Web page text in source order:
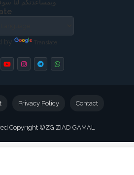
وبمساعدتكم لنا سوف نتقدم ونعلو وهذه هي غايتنا.
by Translate
Copyright ©ZG ZIAD GAMAL
Privacy Policy Contact